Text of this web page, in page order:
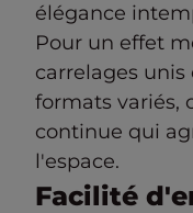
élégance
Pour un effet
carrelages
formats variés,
continue qui
l'espace.
Facilité